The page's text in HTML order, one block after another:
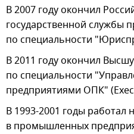
В 2007 году окончил
государственной службы
по специальности
В 2011 году окончил
по специальности
предприятиями ОПК"
В 1993-2001 годы работал
в промышленных